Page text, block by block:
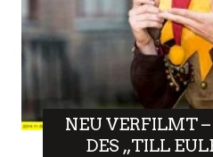
NEU VERFILMT
DES „TILL